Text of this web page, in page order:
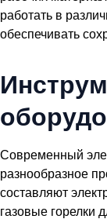
работать в
обеспечивать
Современный
разнообразное
составляют
газовые горелки